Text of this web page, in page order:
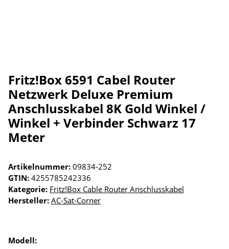
Fritz!Box 6591 Cabel Router
Netzwerk Deluxe Premium
Anschlusskabel 8K Gold Winkel /
Winkel + Verbinder Schwarz 17
Meter
Artikelnummer: 09834-252
GTIN: 4255785242336
Kategorie: Fritz!Box Cable Router Anschlusskabel
Hersteller: AC-Sat-Corner
Modell: